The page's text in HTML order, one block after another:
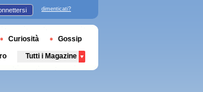
dimenticati?
Curiosità Gossip
Tutti i Magazine